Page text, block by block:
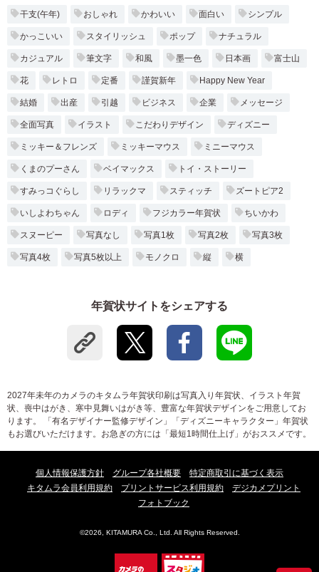
干支(午年) おしゃれ かわいい 面白い シンプル
かっこいい スタイリッシュ ポップ ナチュラル
カジュアル 筆文字 和風 墨一色 日本画 富士山
花 レトロ 定番 謹賀新年 Happy New Year
結婚 出産 引越 ビジネス 企業 メッセージ
全面写真 イラスト こだわりデザイン ディズニー
ミッキー＆フレンズ ミッキーマウス ミニーマウス
くまのプーさん ベイマックス トイ・ストーリー
すみっコぐらし リラックマ スティッチ ズートピア2
いしよわちゃん ロディ フジカラー年賀状 ちいかわ
スヌーピー 写真なし 写真1枚 写真2枚 写真3枚
写真4枚 写真5枚以上 モノクロ 縦 横
年賀状サイトをシェアする
2027年未年のカメラのキタムラ年賀状印刷は写真入り年賀状、イラスト年賀
状、喪中はがき、寒中見舞いはがき等、豊富な年賀状デザインをご用意してお
ります。 「有名デザイナー監修デザイン」「ディズニーキャラクター」年賀状
もお選びいただけます。お急ぎの方には「最短1時間仕上げ」がおススメです。
個人情報保護方針 グループ各社概要
特定商取引に基づく表示
キタムラ会員利用規約
プリントサービス利用規約
デジカメプリント
フォトブック
©2026, KITAMURA Co., Ltd. All Rights Reserved.